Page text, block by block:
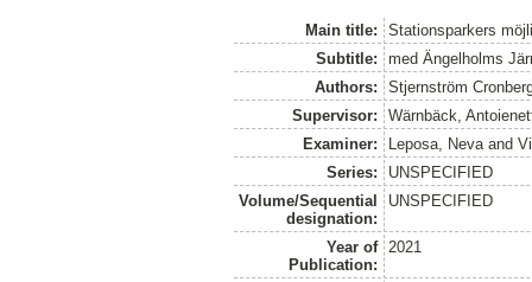
Main title:
Stationsparkers
Subtitle:
med Ängelholms
Authors:
Stjernström
Supervisor:
Wärnbäck,
Examiner:
Leposa, Neva and
Series:
UNSPECIFIED
Volume/Sequential
designation:
UNSPECIFIED
Year of
Publication:
2021